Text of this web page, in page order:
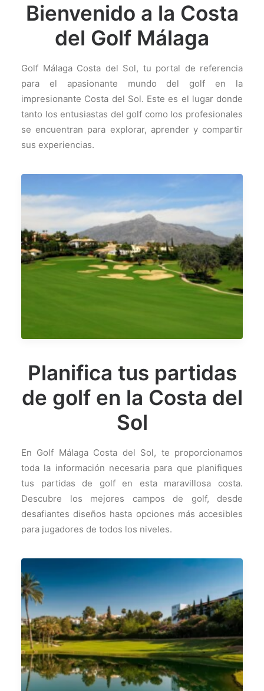
Bienvenido a la Costa
del Golf Málaga
Golf Málaga Costa del Sol, tu portal de referencia
para el apasionante mundo del golf en la
impresionante Costa del Sol. Este es el lugar donde
tanto los entusiastas del golf como los profesionales
se encuentran para explorar, aprender y compartir
sus experiencias.
Planifica tus partidas
de golf en la Costa del
Sol
En Golf Málaga Costa del Sol, te proporcionamos
toda la información necesaria para que planifiques
tus partidas de golf en esta maravillosa costa.
Descubre los mejores campos de golf, desde
desafiantes diseños hasta opciones más accesibles
para jugadores de todos los niveles.